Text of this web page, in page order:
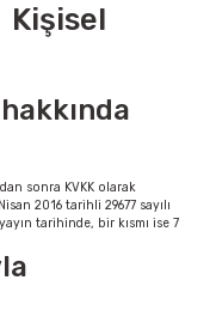
Kişisel
sonra KVKK olarak
2016 tarihli 29677 sayılı
yayın tarihinde, bir kısmı ise 7